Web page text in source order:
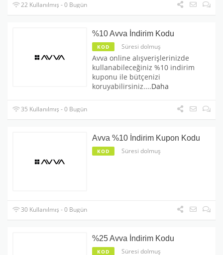
22 Kullanılmış - 0 Bugün
%10 Avva İndirim Kodu
KOD Süresi dolmuş
Avva online alışverişlerinizde
kullanabileceğiniz %10 indirim
kuponu ile bütçenizi
koruyabilirsiniz....Daha
35 Kullanılmış - 0 Bugün
Avva %10 İndirim Kupon Kodu
KOD Süresi dolmuş
30 Kullanılmış - 0 Bugün
%25 Avva İndirim Kodu
KOD Süresi dolmuş